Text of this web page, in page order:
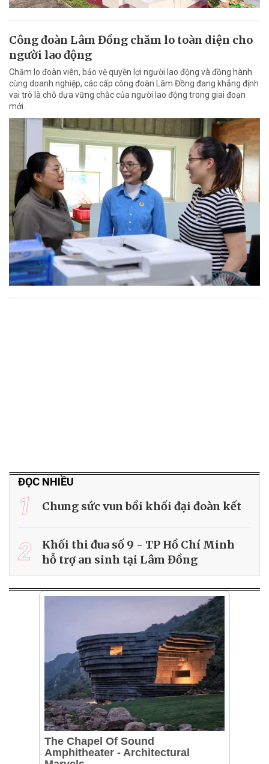
Công đoàn Lâm Đồng chăm lo toàn diện cho
người lao động
Chăm lo đoàn viên, bảo vệ quyền lợi người lao động và đồng hành
cùng doanh nghiệp, các cấp công đoàn Lâm Đồng đang khẳng định
vai trò là chỗ dựa vững chắc của người lao động trong giai đoạn
mới.
ĐỌC NHIỀU
1 Chung sức vun bồi khối đại đoàn kết
2
Khối thi đua số 9 - TP Hồ Chí Minh
hỗ trợ an sinh tại Lâm Đồng